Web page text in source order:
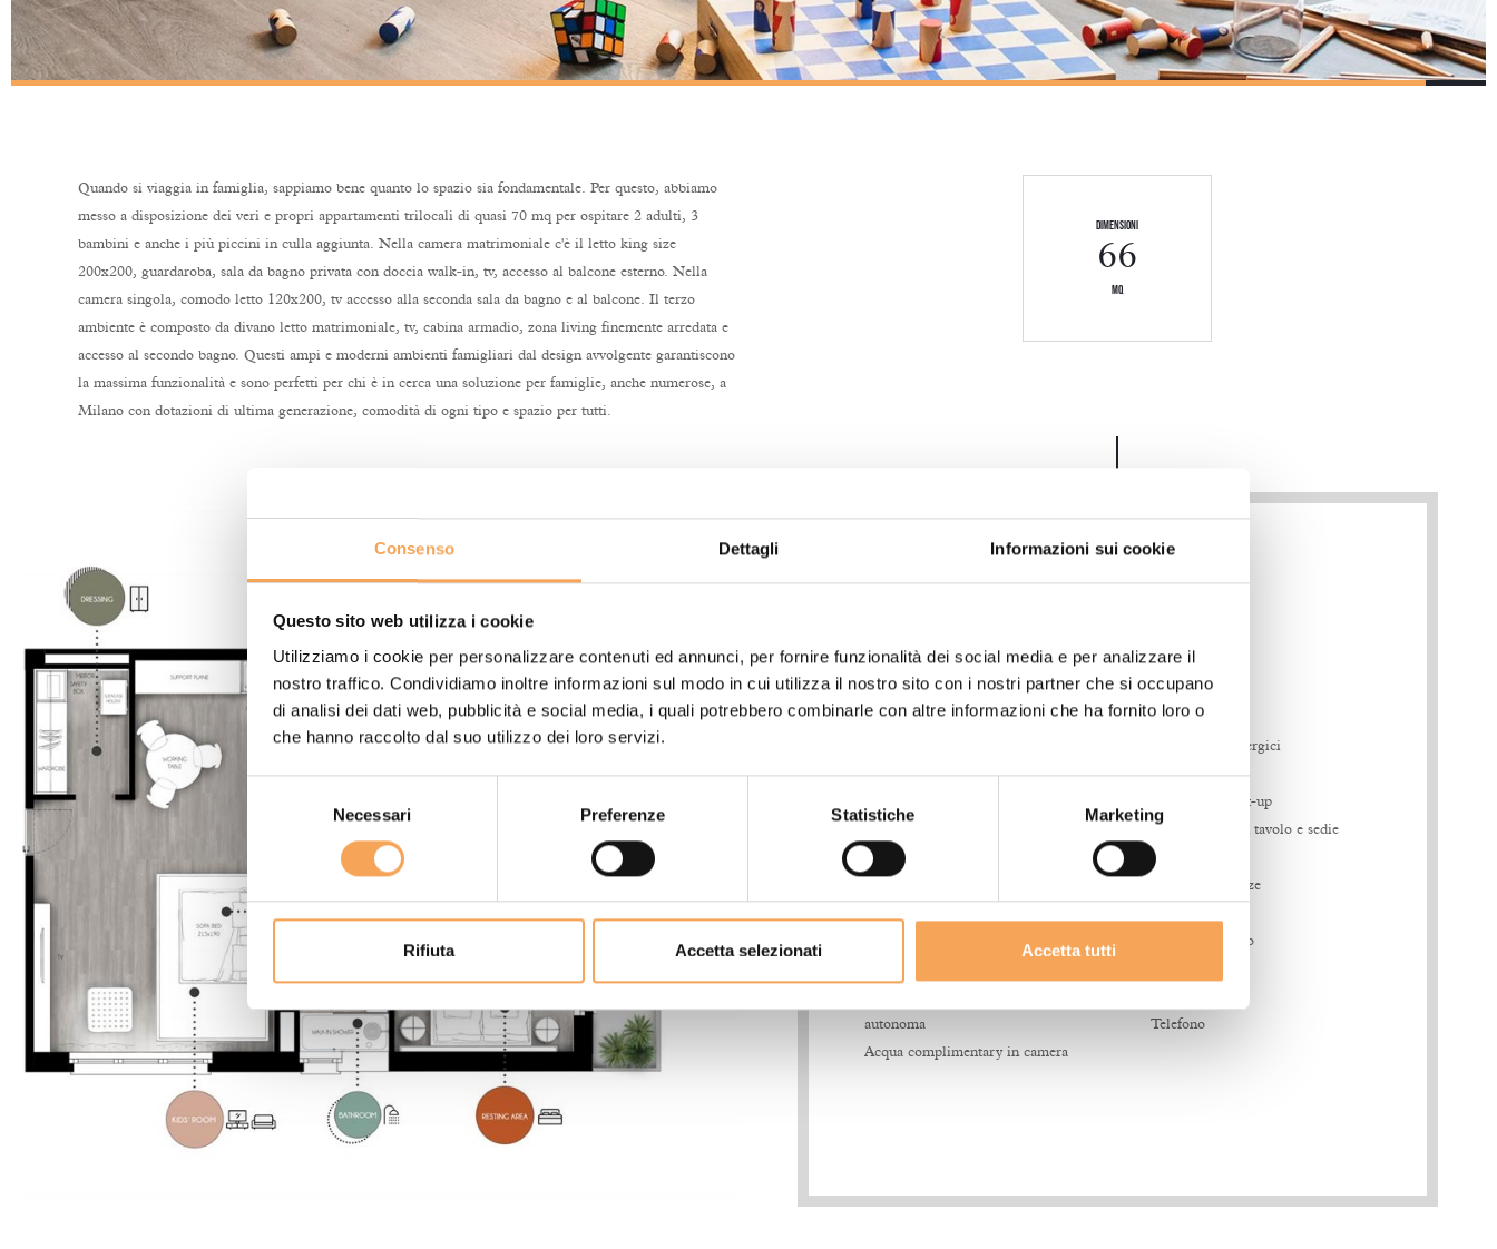
Consenso Dettagli Informazioni sui cookie
Questo sito web utilizza i cookie
Utilizziamo i cookie per personalizzare contenuti ed annunci, per fornire funzionalità dei social media e per analizzare il
nostro traffico. Condividiamo inoltre informazioni sul modo in cui utilizza il nostro sito con i nostri partner che si occupano
di analisi dei dati web, pubblicità e social media, i quali potrebbero combinarle con altre informazioni che ha fornito loro o
che hanno raccolto dal suo utilizzo dei loro servizi.
Necessari Preferenze Statistiche Marketing
Rifiuta Accetta selezionati Accetta tutti
Quando si viaggia in famiglia, sappiamo bene quanto lo spazio sia fondamentale. Per questo, abbiamo
messo a disposizione dei veri e propri appartamenti trilocali di quasi 70 mq per ospitare 2 adulti, 3
bambini e anche i più piccini in culla aggiunta. Nella camera matrimoniale c'è il letto king size
200x200, guardaroba, sala da bagno privata con doccia walk-in, tv, accesso al balcone esterno. Nella
camera singola, comodo letto 120x200, tv accesso alla seconda sala da bagno e al balcone. Il terzo
ambiente è composto da divano letto matrimoniale, tv, cabina armadio, zona living finemente arredata e
accesso al secondo bagno. Questi ampi e moderni ambienti famigliari dal design avvolgente garantiscono
la massima funzionalità e sono perfetti per chi è in cerca una soluzione per famiglie, anche numerose, a
Milano con dotazioni di ultima generazione, comodità di ogni tipo e spazio per tutti.
dimensioni
66
mq
Caratteristiche & Dotazioni
66 mq
bambini) + 1 bambino + infant
Divano letto 215x190
autonoma
Acqua complimentary in camera
Wifi veloce
Materassi anallergici
Mini Bar
Coffee & tea set-up
Zona living con tavolo e sedie
Vanity Kit
Specchio full size
Cabina Armadio
Telefono